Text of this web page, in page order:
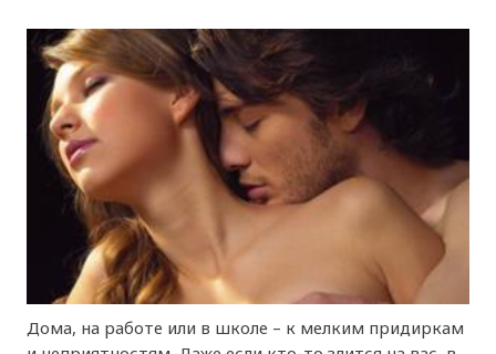
Дома, на работе или в школе – к мелким придиркам